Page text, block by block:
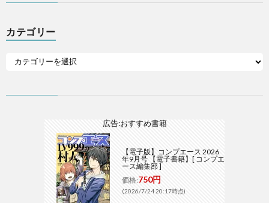
カテゴリー
広告:おすすめ書籍
【電子版】コンプエース 2026
年9月号 【電子書籍】[ コンプエ
ース編集部 ]
価格:750円
(2026/7/24 20:17時点)